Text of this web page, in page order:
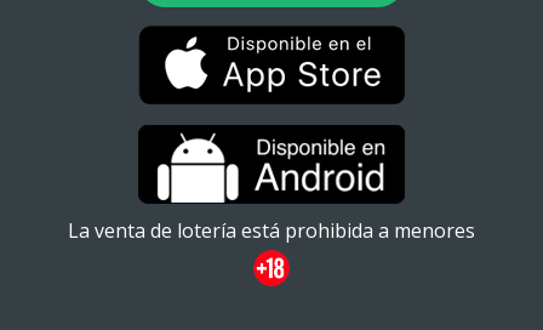
La venta de lotería está prohibida a menores